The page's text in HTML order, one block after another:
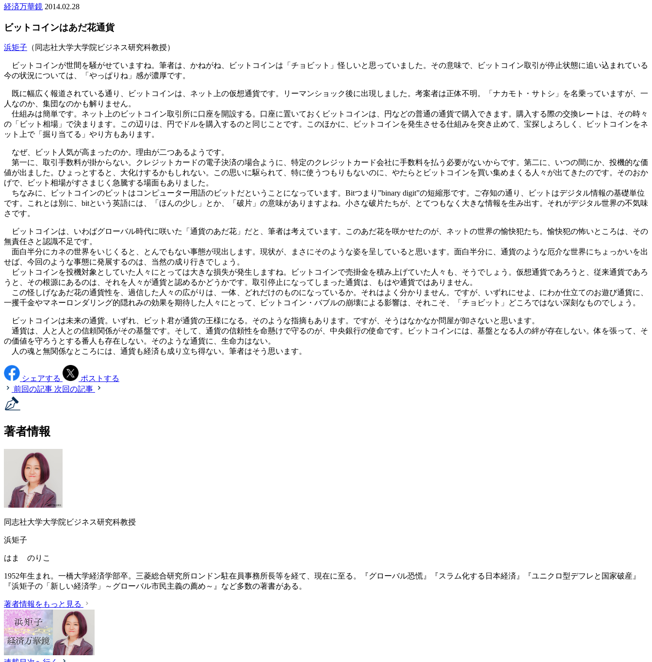
経済万華鏡 2014.02.28
ビットコインはあだ花通貨
浜矩子 （同志社大学大学院ビジネス研究科教授）
ビットコインが世間を騒がせていますね。筆者は、かねがね、ビットコインは「チョビット」怪しいと思っていました。その意味で、ビットコイン取引が停止状態に追い込まれている
今の状況については、「やっぱりね」感が濃厚です。
既に幅広く報道されている通り、ビットコインは、ネット上の仮想通貨です。リーマンショック後に出現しました。考案者は正体不明。「ナカモト・サトシ」を名乗っていますが、一
人なのか、集団なのかも解りません。
仕組みは簡単です。ネット上のビットコイン取引所に口座を開設する。口座に置いておくビットコインは、円などの普通の通貨で購入できます。購入する際の交換レートは、その時々
の「ビット相場」で決まります。この辺りは、円でドルを購入するのと同じことです。このほかに、ビットコインを発生させる仕組みを突き止めて、宝探しよろしく、ビットコインをネ
ット上で「掘り当てる」やり方もあります。
なぜ、ビット人気が高まったのか。理由が二つあるようです。
第一に、取引手数料が掛からない。クレジットカードの電子決済の場合ように、特定のクレジットカード会社に手数料を払う必要がないからです。第二に、いつの間にか、投機的な価
値が出ました。ひょっとすると、大化けするかもしれない。この思いに駆られて、特に使うつもりもないのに、やたらとビットコインを買い集めまくる人々が出てきたのです。そのおか
げで、ビット相場がすさまじく急騰する場面もありました。
ちなみに、ビットコインのビットはコンピューター用語のビットだということになっています。Bitつまり”binary digit”の短縮形です。ご存知の通り、ビットはデジタル情報の基礎単位
です。これとは別に、bitという英語には、「ほんの少し」とか、「破片」の意味がありますよね。小さな破片たちが、とてつもなく大きな情報を生み出す。それがデジタル世界の不気味
さです。
ビットコインは、いわばグローバル時代に咲いた「通貨のあだ花」だと、筆者は考えています。このあだ花を咲かせたのが、ネットの世界の愉快犯たち。愉快犯の怖いところは、その
無責任さと認識不足です。
面白半分にカネの世界をいじくると、とんでもない事態が現出します。現状が、まさにそのような姿を呈していると思います。面白半分に、通貨のような厄介な世界にちょっかいを出
せば、今回のような事態に発展するのは、当然の成り行きでしょう。
ビットコインを投機対象としていた人々にとっては大きな損失が発生しますね。ビットコインで売掛金を積み上げていた人々も、そうでしょう。仮想通貨であろうと、従来通貨であろ
うと、その根源にあるのは、それを人々が通貨と認めるかどうかです。取引停止になってしまった通貨は、もはや通貨ではありません。
この怪しげなあだ花の通貨性を、過信した人々の広がりは、一体、どれだけのものになっているか。それはよく分かりません。ですが、いずれにせよ、にわか仕立てのお遊び通貨に、
一攫千金やマネーロンダリング的隠れみの効果を期待した人々にとって、ビットコイン・バブルの崩壊による影響は、それこそ、「チョビット」どころではない深刻なものでしょう。
ビットコインは未来の通貨。いずれ、ビット君が通貨の王様になる。そのような指摘もあります。ですが、そうはなかなか問屋が卸さないと思います。
通貨は、人と人との信頼関係がその基盤です。そして、通貨の信頼性を命懸けで守るのが、中央銀行の使命です。ビットコインには、基盤となる人の絆が存在しない。体を張って、そ
の価値を守ろうとする番人も存在しない。そのような通貨に、生命力はない。
人の魂と無関係なところには、通貨も経済も成り立ち得ない。筆者はそう思います。
シェアする
ポストする
前回の記事 次回の記事
著者情報
同志社大学大学院ビジネス研究科教授
浜矩子
はま のりこ
1952年生まれ。一橋大学経済学部卒。三菱総合研究所ロンドン駐在員事務所長等を経て、現在に至る。『グローバル恐慌』『スラム化する日本経済』『ユニクロ型デフレと国家破産』
『浜矩子の「新しい経済学」～グローバル市民主義の薦め～』など多数の著書がある。
著者情報をもっと見る